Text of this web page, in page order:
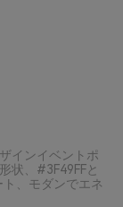
インイベントポ
状、#3F49FFと
、モダンでエネ